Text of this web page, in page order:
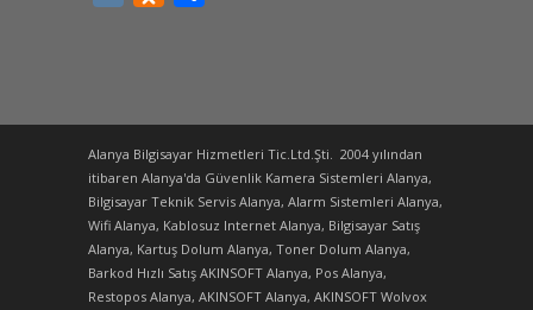
Alanya Bilgisayar Hizmetleri Tic.Ltd.Şti. 2004 yılından
itibaren Alanya'da Güvenlik Kamera Sistemleri Alanya,
Bilgisayar Teknik Servis Alanya, Alarm Sistemleri Alanya,
Wifi Alanya, Kablosuz Internet Alanya, Bilgisayar Satış
Alanya, Kartuş Dolum Alanya, Toner Dolum Alanya,
Barkod Hızlı Satış AKINSOFT Alanya, Pos Alanya,
Restopos Alanya, AKINSOFT Alanya, AKINSOFT Wolvox